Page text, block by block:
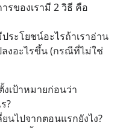
รของเรามี 2 วิธี คือ
ระโยชน์อะไรถ้าเราอ่าน
ลงอะไรขึ้น (กรณีที่ไม่ใช่
เป้าหมายก่อนว่า
?
นไปจากตอนแรกยังไง?